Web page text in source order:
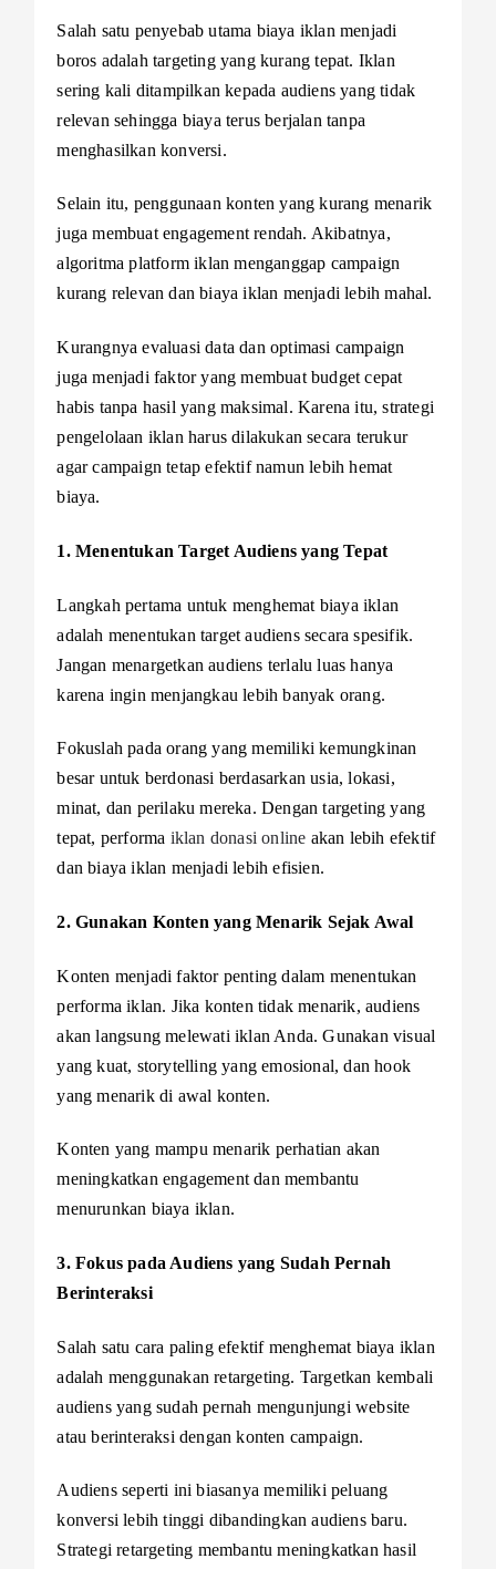
Salah satu penyebab utama biaya iklan menjadi
boros adalah targeting yang kurang tepat. Iklan
sering kali ditampilkan kepada audiens yang tidak
relevan sehingga biaya terus berjalan tanpa
menghasilkan konversi.
Selain itu, penggunaan konten yang kurang menarik
juga membuat engagement rendah. Akibatnya,
algoritma platform iklan menganggap campaign
kurang relevan dan biaya iklan menjadi lebih mahal.
Kurangnya evaluasi data dan optimasi campaign
juga menjadi faktor yang membuat budget cepat
habis tanpa hasil yang maksimal. Karena itu, strategi
pengelolaan iklan harus dilakukan secara terukur
agar campaign tetap efektif namun lebih hemat
biaya.
1. Menentukan Target Audiens yang Tepat
Langkah pertama untuk menghemat biaya iklan
adalah menentukan target audiens secara spesifik.
Jangan menargetkan audiens terlalu luas hanya
karena ingin menjangkau lebih banyak orang.
Fokuslah pada orang yang memiliki kemungkinan
besar untuk berdonasi berdasarkan usia, lokasi,
minat, dan perilaku mereka. Dengan targeting yang
tepat, performa iklan donasi online akan lebih efektif
dan biaya iklan menjadi lebih efisien.
2. Gunakan Konten yang Menarik Sejak Awal
Konten menjadi faktor penting dalam menentukan
performa iklan. Jika konten tidak menarik, audiens
akan langsung melewati iklan Anda. Gunakan visual
yang kuat, storytelling yang emosional, dan hook
yang menarik di awal konten.
Konten yang mampu menarik perhatian akan
meningkatkan engagement dan membantu
menurunkan biaya iklan.
3. Fokus pada Audiens yang Sudah Pernah
Berinteraksi
Salah satu cara paling efektif menghemat biaya iklan
adalah menggunakan retargeting. Targetkan kembali
audiens yang sudah pernah mengunjungi website
atau berinteraksi dengan konten campaign.
Audiens seperti ini biasanya memiliki peluang
konversi lebih tinggi dibandingkan audiens baru.
Strategi retargeting membantu meningkatkan hasil